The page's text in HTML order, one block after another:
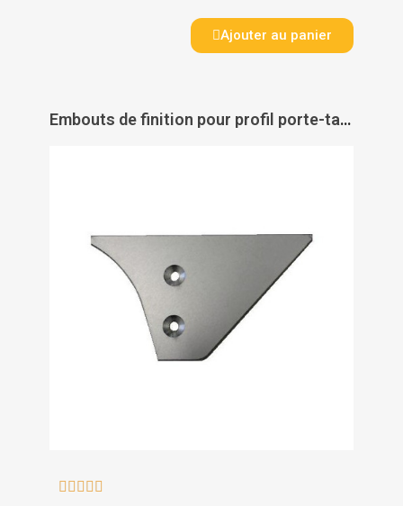
Ajouter au panier
Embouts de finition pour profil porte-tablettes - paire - aluminium - QUINCADÉCOR
    